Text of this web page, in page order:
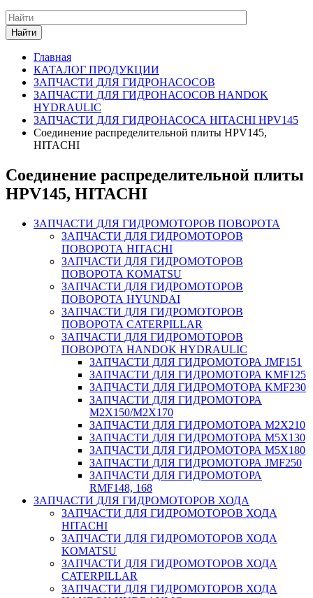
Найти
Главная
КАТАЛОГ ПРОДУКЦИИ
ЗАПЧАСТИ ДЛЯ ГИДРОНАСОСОВ
ЗАПЧАСТИ ДЛЯ ГИДРОНАСОСОВ HANDOK
HYDRAULIC
ЗАПЧАСТИ ДЛЯ ГИДРОНАСОСА HITACHI HPV145
Соединение распределительной плиты HPV145,
HITACHI
Соединение распределительной плиты
HPV145, HITACHI
ЗАПЧАСТИ ДЛЯ ГИДРОМОТОРОВ ПОВОРОТА
ЗАПЧАСТИ ДЛЯ ГИДРОМОТОРОВ
ПОВОРОТА HITACHI
ЗАПЧАСТИ ДЛЯ ГИДРОМОТОРОВ
ПОВОРОТА KOMATSU
ЗАПЧАСТИ ДЛЯ ГИДРОМОТОРОВ
ПОВОРОТА HYUNDAI
ЗАПЧАСТИ ДЛЯ ГИДРОМОТОРОВ
ПОВОРОТА CATERPILLAR
ЗАПЧАСТИ ДЛЯ ГИДРОМОТОРОВ
ПОВОРОТА HANDOK HYDRAULIC
ЗАПЧАСТИ ДЛЯ ГИДРОМОТОРА JMF151
ЗАПЧАСТИ ДЛЯ ГИДРОМОТОРА KMF125
ЗАПЧАСТИ ДЛЯ ГИДРОМОТОРА KMF230
ЗАПЧАСТИ ДЛЯ ГИДРОМОТОРА
M2X150/M2X170
ЗАПЧАСТИ ДЛЯ ГИДРОМОТОРА M2X210
ЗАПЧАСТИ ДЛЯ ГИДРОМОТОРА M5X130
ЗАПЧАСТИ ДЛЯ ГИДРОМОТОРА M5X180
ЗАПЧАСТИ ДЛЯ ГИДРОМОТОРА JMF250
ЗАПЧАСТИ ДЛЯ ГИДРОМОТОРА
RMF148, 168
ЗАПЧАСТИ ДЛЯ ГИДРОМОТОРОВ ХОДА
ЗАПЧАСТИ ДЛЯ ГИДРОМОТОРОВ ХОДА
HITACHI
ЗАПЧАСТИ ДЛЯ ГИДРОМОТОРОВ ХОДА
KOMATSU
ЗАПЧАСТИ ДЛЯ ГИДРОМОТОРОВ ХОДА
CATERPILLAR
ЗАПЧАСТИ ДЛЯ ГИДРОМОТОРОВ ХОДА